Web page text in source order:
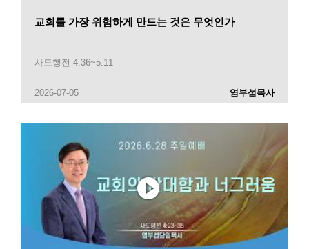
교회를 가장 위험하게 만드는 것은 무엇인가
사도행전 4:36~5:11
2026-07-05 염부섭목사